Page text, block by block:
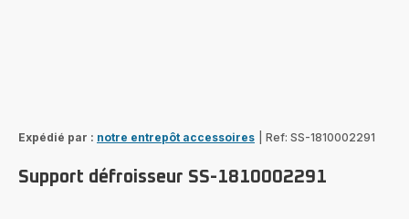
Expédié par : notre entrepôt accessoires Ref: SS-1810002291
Support défroisseur SS-1810002291